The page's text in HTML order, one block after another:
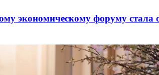
экономическому форуму